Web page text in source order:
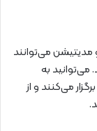
مدیتیشن می‌توانند
می‌توانید به
می‌کنند و از